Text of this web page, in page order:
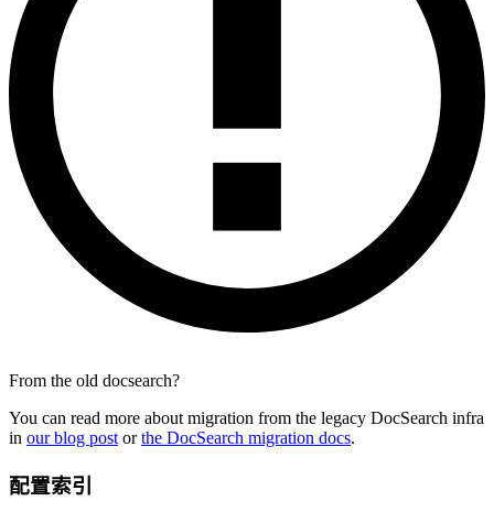
From the old docsearch?
You can read more about migration from the legacy DocSearch infra
in our blog post orthe DocSearch migration docs.
配置索引